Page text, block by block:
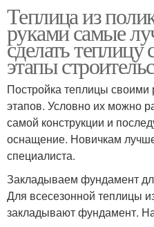
Теплица из
руками самые
сделать
этапы
Постройка теплицы своими
этапов. Условно их можно
самой конструкции и
оснащение. Новичкам
специалиста.
Закладываем фундамент
Для всесезонной теплицы
закладывают фундамент.